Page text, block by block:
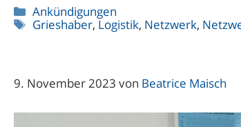
Kategorien
Ankündigungen
Schlagwörter
Grieshaber, Logistik, Netzwerk,
9. November 2023 von Beatrice Maisch